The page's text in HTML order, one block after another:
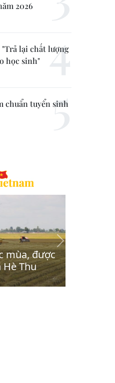
2026
lại chất lượng
học sinh"
chuẩn tuyển sinh